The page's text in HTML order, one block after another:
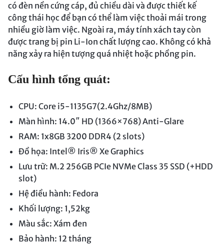
có đèn nền cứng cáp, đủ chiều dài và được thiết kế
công thái học để bạn có thể làm việc thoải mái trong
nhiều giờ làm việc. Ngoài ra, máy tính xách tay còn
được trang bị pin Li-Ion chất lượng cao. Không có khả
năng xảy ra hiện tượng quá nhiệt hoặc phồng pin.
Cấu hình tổng quát:
CPU: Core i5-1135G7(2.4Ghz/8MB)
Màn hình: 14.0″ HD (1366×768) Anti-Glare
RAM: 1x8GB 3200 DDR4 (2 slots)
Đồ họa: Intel® Iris® Xe Graphics
Lưu trữ: M.2 256GB PCIe NVMe Class 35 SSD (+HDD
slot)
Hệ điều hành: Fedora
Khối lượng: 1,52kg
Màu sắc: Xám đen
Bảo hành: 12 tháng